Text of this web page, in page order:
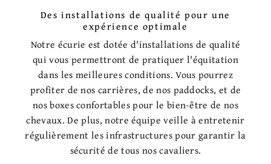
Des installations de qualité pour une
expérience optimale
Notre écurie est dotée d'installations de qualité
qui vous permettront de pratiquer l'équitation
dans les meilleures conditions. Vous pourrez
profiter de nos carrières, de nos paddocks, et de
nos boxes confortables pour le bien-être de nos
chevaux. De plus, notre équipe veille à entretenir
régulièrement les infrastructures pour garantir la
sécurité de tous nos cavaliers.